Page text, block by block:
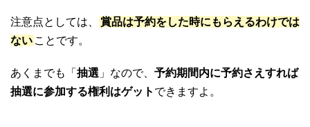
注意点としては、
賞品は予約をした時にもらえるわけでは
ない ことです。
あくまでも「 抽選 」なので、 予約期間内に予約さえすれば
抽選に参加する権利はゲット できますよ。